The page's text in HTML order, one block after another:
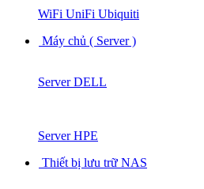
WiFi UniFi Ubiquiti
Máy chủ ( Server )
Server DELL
Server HPE
Thiết bị lưu trữ NAS